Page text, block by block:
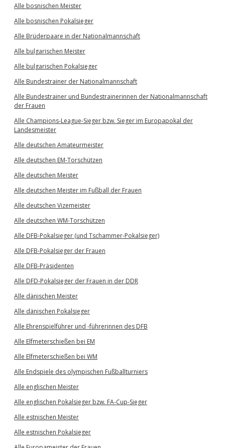
Alle bosnischen Meister
Alle bosnischen Pokalsieger
Alle Brüderpaare in der Nationalmannschaft
Alle bulgarischen Meister
Alle bulgarischen Pokalsieger
Alle Bundestrainer der Nationalmannschaft
Alle Bundestrainer und Bundestrainerinnen der Nationalmannschaft
der Frauen
Alle Champions-League-Sieger bzw. Sieger im Europapokal der
Landesmeister
Alle deutschen Amateurmeister
Alle deutschen EM-Torschützen
Alle deutschen Meister
Alle deutschen Meister im Fußball der Frauen
Alle deutschen Vizemeister
Alle deutschen WM-Torschützen
Alle DFB-Pokalsieger (und Tschammer-Pokalsieger)
Alle DFB-Pokalsieger der Frauen
Alle DFB-Präsidenten
Alle DFD-Pokalsieger der Frauen in der DDR
Alle dänischen Meister
Alle dänischen Pokalsieger
Alle Ehrenspielführer und -führerinnen des DFB
Alle Elfmeterschießen bei EM
Alle Elfmeterschießen bei WM
Alle Endspiele des olympischen Fußballturniers
Alle englischen Meister
Alle englischen Pokalsieger bzw. FA-Cup-Sieger
Alle estnischen Meister
Alle estnischen Pokalsieger